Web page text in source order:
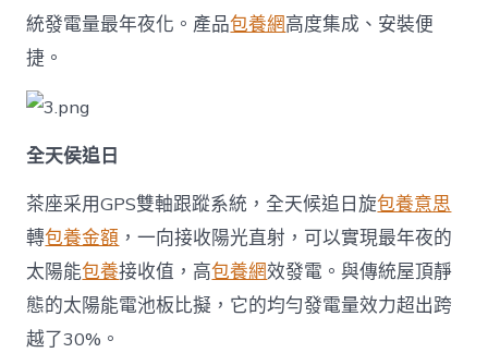
統發電量最年夜化。產品包養網高度集成、安裝便
捷。
全天侯追日
茶座采用GPS雙軸跟蹤系統，全天候追日旋包養意思
轉包養金額 ，一向接收陽光直射，可以實現最年夜的
太陽能包養接收值，高包養網效發電。與傳統屋頂靜
態的太陽能電池板比擬，它的均勻發電量效力超出跨
越了30%。